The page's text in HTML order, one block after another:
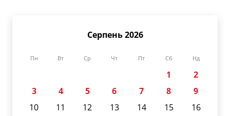
Серпень 2026
Пн Вт Ср Чт Пт Сб Нд
1
2
3
4 5 6 7 8
9
10
11 12 13 14 15
16